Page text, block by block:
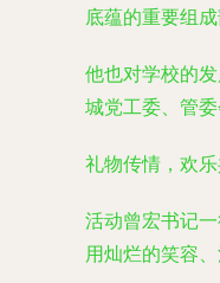
底蕴的重要组
他也对学校的
城党工委、管
礼物传情，欢
活动曾宏书记
用灿烂的笑容